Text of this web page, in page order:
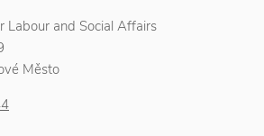
Labour and Social Affairs
Město